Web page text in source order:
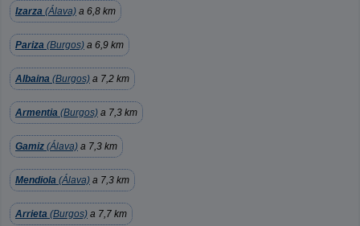
Izarza (Álava) a 6,8 km
Pariza (Burgos) a 6,9 km
Albaina (Burgos) a 7,2 km
Armentia (Burgos) a 7,3 km
Gamiz (Álava) a 7,3 km
Mendiola (Álava) a 7,3 km
Arrieta (Burgos) a 7,7 km